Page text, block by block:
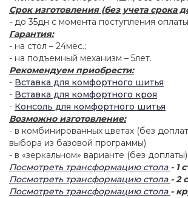
Срок изготовления (без учета срока
- до 35дн с момента поступления
Гарантия:
- на стол – 24мес.;
- на подъемный механизм – 5лет.
Рекомендуем приобрести:
- Вставка для комфортного шитья
- Вставка для комфортного кроя
- Консоль для комфортного шитья
Возможно изготовление:
- в комбинированных цветах (без
выбора из базовой программы)
- в «зеркальном» варианте (без доплаты)
Посмотреть трансформацию стола - 1
Посмотреть трансформацию стола - 2
Посмотреть трансформацию стола -